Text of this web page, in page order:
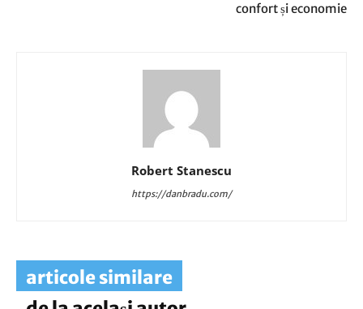
confort și economie
Robert Stanescu
https://danbradu.com/
articole similare